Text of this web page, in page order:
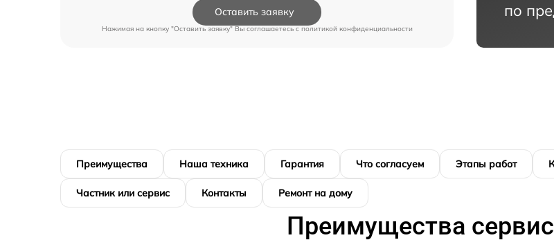
Оставить заявку
Нажимая на кнопку "Оставить заявку" Вы соглашаетесь c политикой конфиденциальности
по
Преимущества Наша техника Гарантия Что согласуем Этапы работ
Частник или сервис Контакты Ремонт на дому
Преимущества